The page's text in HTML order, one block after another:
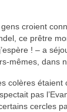
croient
ce prêtre
! – a
mêmes, dans
colères étaient
pas
cercles